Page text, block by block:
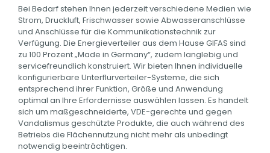
Bei Bedarf stehen Ihnen jederzeit verschiedene Medien wie
Strom, Druckluft, Frischwasser sowie Abwasseranschlüsse
und Anschlüsse für die Kommunikationstechnik zur
Verfügung. Die Energieverteiler aus dem Hause GIFAS sind
zu 100 Prozent „Made in Germany“, zudem langlebig und
servicefreundlich konstruiert. Wir bieten Ihnen individuelle
konfigurierbare Unterflurverteiler-Systeme, die sich
entsprechend ihrer Funktion, Größe und Anwendung
optimal an Ihre Erfordernisse auswählen lassen. Es handelt
sich um maßgeschneiderte, VDE-gerechte und gegen
Vandalismus geschützte Produkte, die auch während des
Betriebs die Flächennutzung nicht mehr als unbedingt
notwendig beeinträchtigen.